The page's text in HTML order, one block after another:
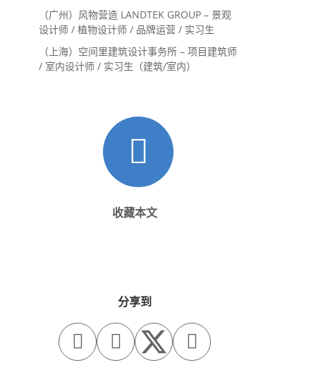
内设计师 / 设计实习生
（广州）风物营造 LANDTEK GROUP – 景观
设计师 / 植物设计师 / 品牌运营 / 实习生
（上海）空间里建筑设计事务所 – 项目建筑师
/ 室内设计师 / 实习生（建筑/室内）
收藏本文
分享到
  